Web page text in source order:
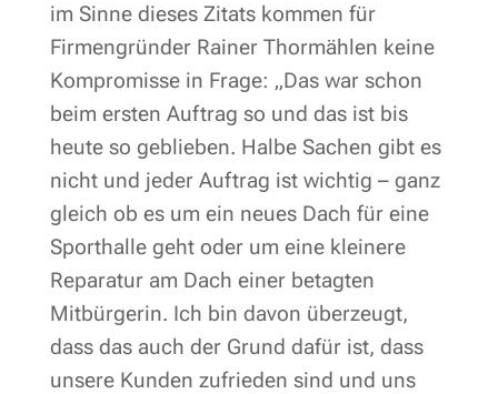
im Sinne dieses Zitats kommen für
Firmengründer Rainer Thormählen keine
Kompromisse in Frage: „Das war schon
beim ersten Auftrag so und das ist bis
heute so geblieben. Halbe Sachen gibt es
nicht und jeder Auftrag ist wichtig – ganz
gleich ob es um ein neues Dach für eine
Sporthalle geht oder um eine kleinere
Reparatur am Dach einer betagten
Mitbürgerin. Ich bin davon überzeugt,
dass das auch der Grund dafür ist, dass
unsere Kunden zufrieden sind und uns